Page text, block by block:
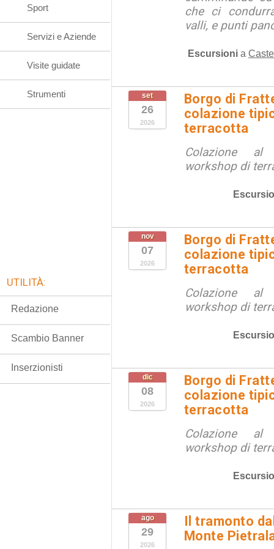
che ci
valli, e punti
Escursioni a
set
26
2026
Borgo di
colazione
terracotta
Colazione al
workshop di
nov
07
2026
Borgo di
colazione
terracotta
Colazione al
workshop di
dic
08
2026
Borgo di
colazione
terracotta
Colazione al
workshop di
ago
29
2026
Il tramonto
Monte
Sport
Servizi e Aziende
Visite guidate
Strumenti
UTILITÀ:
Redazione
Scambio Banner
Inserzionisti